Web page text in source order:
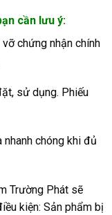
cần lưu ý:
chứng nhận chính
sử dụng. Phiếu
chóng khi đủ
Trường Phát sẽ
kiện: Sản phẩm bị